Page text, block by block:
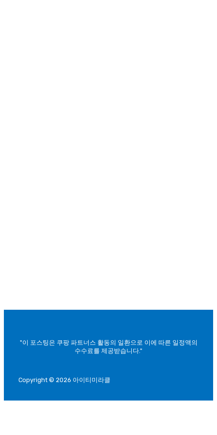
"이 포스팅은 쿠팡 파트너스 활동의 일환으로 이에 따른 일정액의
수수료를 제공받습니다."
Copyright © 2026 아이티미라클